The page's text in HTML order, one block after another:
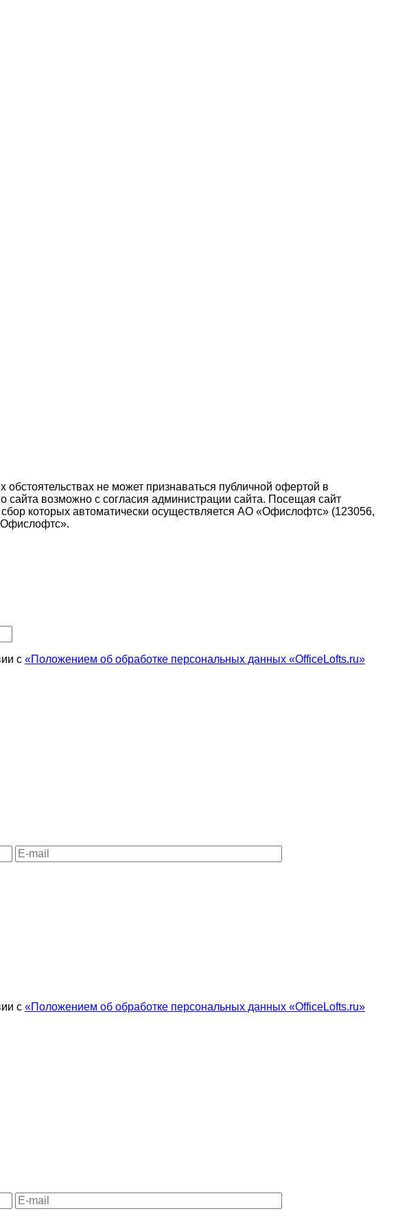
не может признаваться публичной офертой в
сайта возможно с согласия администрации сайта. Посещая сайт
которых автоматически осуществляется АО «Офислофтс» (123056,
с «Положением об обработке персональных данных «OfficeLofts.ru»
с «Положением об обработке персональных данных «OfficeLofts.ru»